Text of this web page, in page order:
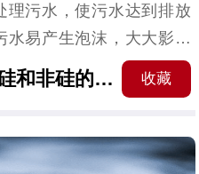
污水处理消泡剂含硅和非硅的区别，你知道吗？ 收藏
理污水，使污水达到排放
水易产生泡沫，大大影响
加污水处理消泡剂进行消
大类，今日我们就来讲讲